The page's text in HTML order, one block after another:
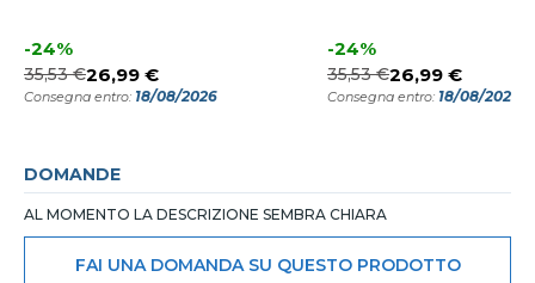
-24%
35,53 €26,99 €
Consegna entro: 18/08/2026
-24%
35,53 €26,99 €
Consegna entro: 18/08/2026
DOMANDE
AL MOMENTO LA DESCRIZIONE SEMBRA CHIARA
FAI UNA DOMANDA SU QUESTO PRODOTTO